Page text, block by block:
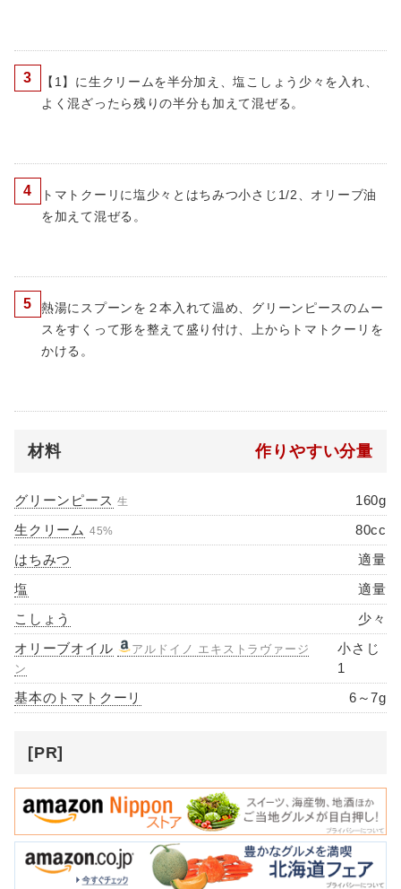
3
【1】に生クリームを半分加え、塩こしょう少々を入れ、
よく混ざったら残りの半分も加えて混ぜる。
4
トマトクーリに塩少々とはちみつ小さじ1/2、オリーブ油
を加えて混ぜる。
5
熱湯にスプーンを２本入れて温め、グリーンピースのムー
スをすくって形を整えて盛り付け、上からトマトクーリを
かける。
材料 作りやすい分量
グリーンピース 生
160g
生クリーム 45%
80cc
はちみつ
適量
塩
適量
こしょう
少々
オリーブオイル
アルドイノ エキストラヴァージ
ン
小さじ
1
基本のトマトクーリ
6～7g
[PR]